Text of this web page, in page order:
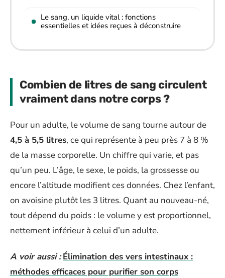
Le sang, un liquide vital : fonctions
essentielles et idées reçues à déconstruire
Combien de litres de sang circulent
vraiment dans notre corps ?
Pour un adulte, le volume de sang tourne autour de
4,5 à 5,5 litres, ce qui représente à peu près 7 à 8 %
de la masse corporelle. Un chiffre qui varie, et pas
qu’un peu. L’âge, le sexe, le poids, la grossesse ou
encore l’altitude modifient ces données. Chez l’enfant,
on avoisine plutôt les 3 litres. Quant au nouveau-né,
tout dépend du poids : le volume y est proportionnel,
nettement inférieur à celui d’un adulte.
A voir aussi : Élimination des vers intestinaux :
méthodes efficaces pour purifier son corps